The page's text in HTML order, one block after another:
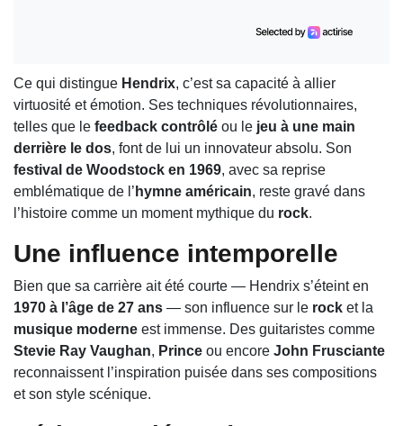
Ce qui distingue Hendrix, c’est sa capacité à allier
virtuosité et émotion. Ses techniques révolutionnaires,
telles que le feedback contrôlé ou le jeu à une main
derrière le dos, font de lui un innovateur absolu. Son
festival de Woodstock en 1969, avec sa reprise
emblématique de l’ hymne américain, reste gravé dans
l’histoire comme un moment mythique du rock.
Une influence intemporelle
Bien que sa carrière ait été courte — Hendrix s’éteint en
1970 à l’âge de 27 ans — son influence sur le rock et la
musique moderne est immense. Des guitaristes comme
Stevie Ray Vaughan, Prince ou encore John Frusciante
reconnaissent l’inspiration puisée dans ses compositions
et son style scénique.